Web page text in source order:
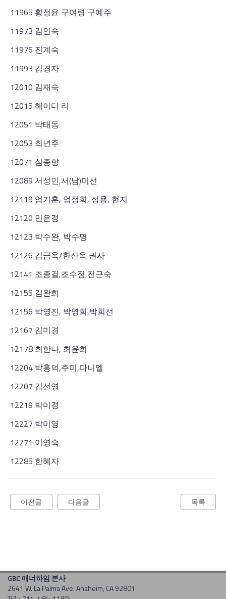
11965 황정윤 구여령 구예주
11973 김인숙
11976 진계숙
11993 김경자
12010 김재숙
12015 헤이디 리
12051 박태동
12053 최년주
12071 심종향
12089 서성민,서(남)미선
12119 엄기훈, 엄정희, 성용, 현지
12120 민은경
12123 박수완, 박수명
12126 김금옥/한산옥 권사
12141 조종걸,조수정,전근숙
12155 김완희
12156 박영진, 박영희,박희선
12167 김미경
12178 최한나, 최윤희
12204 박홍덕,주미,다니엘
12207 김선영
12219 박미경
12227 박미영
12271 이영숙
12285 한혜자
다음글
이전글 목록
GBC 애너하임 본사
2641 W. La Palma Ave. Anaheim, CA 92801